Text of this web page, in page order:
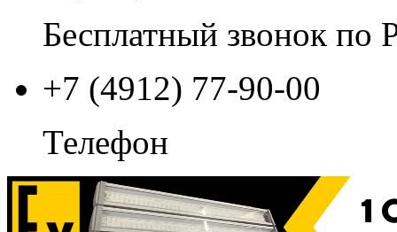
Бесплатный звонок по
+7 (4912) 77-90-00
Телефон